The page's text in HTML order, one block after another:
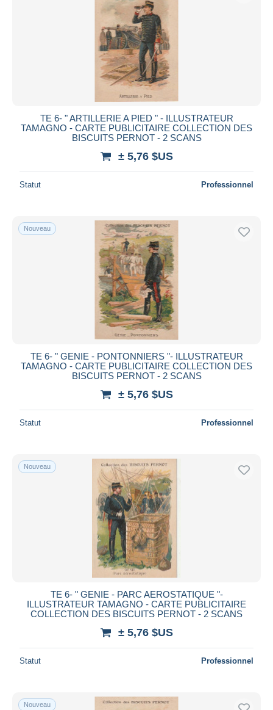
TE 6- " ARTILLERIE A PIED " - ILLUSTRATEUR
TAMAGNO - CARTE PUBLICITAIRE COLLECTION DES
BISCUITS PERNOT - 2 SCANS
± 5,76 $US
Statut Professionnel
Nouveau
TE 6- " GENIE - PONTONNIERS "- ILLUSTRATEUR
TAMAGNO - CARTE PUBLICITAIRE COLLECTION DES
BISCUITS PERNOT - 2 SCANS
± 5,76 $US
Statut Professionnel
Nouveau
TE 6- " GENIE - PARC AEROSTATIQUE "-
ILLUSTRATEUR TAMAGNO - CARTE PUBLICITAIRE
COLLECTION DES BISCUITS PERNOT - 2 SCANS
± 5,76 $US
Statut Professionnel
Nouveau